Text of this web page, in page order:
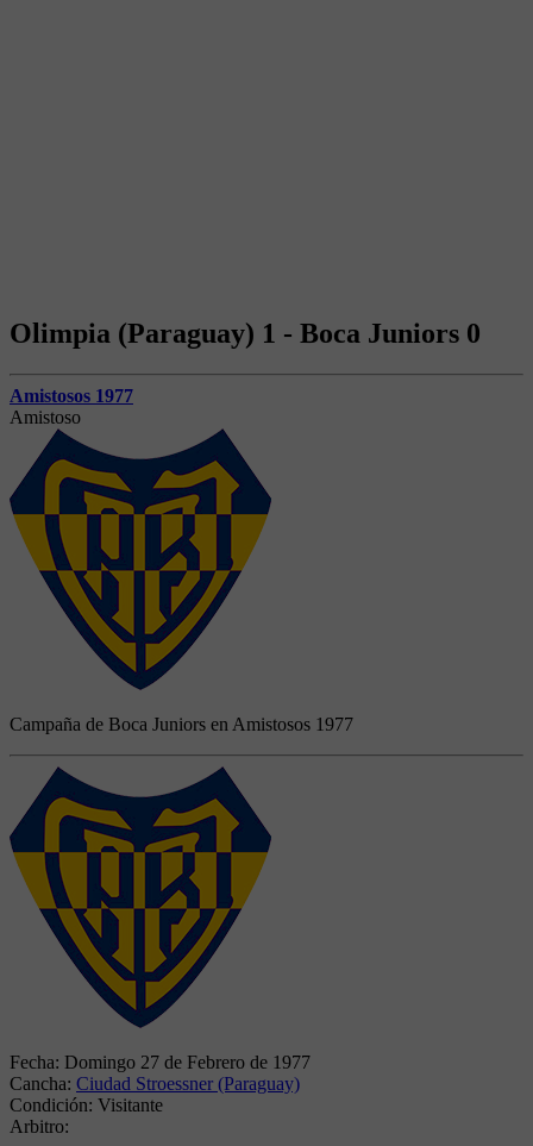
Olimpia (Paraguay) 1 - Boca Juniors 0
Amistosos 1977
Amistoso
Campaña de Boca Juniors en Amistosos 1977
Fecha: Domingo 27 de Febrero de 1977
Cancha: Ciudad Stroessner (Paraguay)
Condición: Visitante
Arbitro: